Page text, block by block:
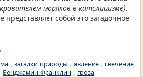
моряков в католицизме).
представляет собой это загадочное
, загадки природы , явление , свечение
, Бенджамин Франклин , гроза